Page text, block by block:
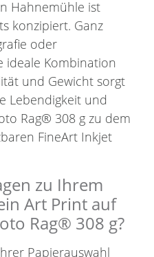
Hahnemühle ist
konzipiert. Ganz
oder
ideale Kombination
und Gewicht sorgt
Lebendigkeit und
Rag® 308 g zu dem
FineArt Inkjet
zu Ihrem
Art Print auf
Rag® 308 g?
Papierauswahl